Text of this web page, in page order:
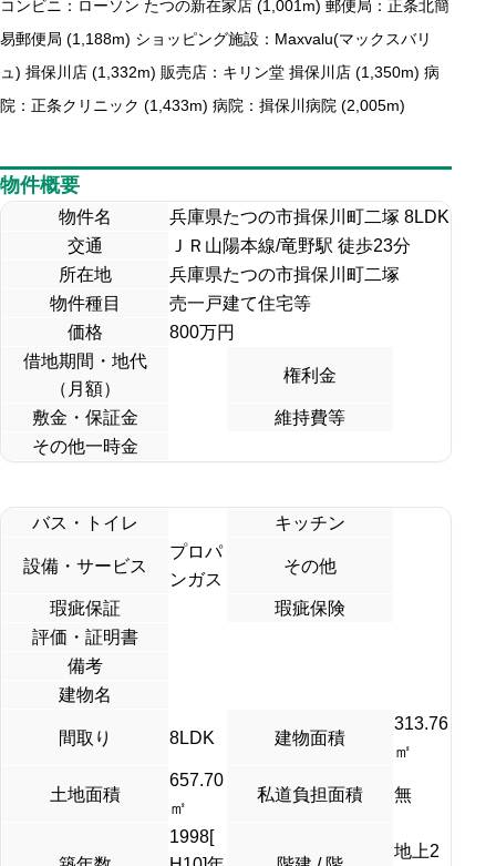
コンビニ：ローソン たつの新在家店 (1,001m) 郵便局：正条北簡
易郵便局 (1,188m) ショッピング施設：Maxvalu(マックスバリ
ュ) 揖保川店 (1,332m) 販売店：キリン堂 揖保川店 (1,350m) 病
院：正条クリニック (1,433m) 病院：揖保川病院 (2,005m)
物件概要
物件名
兵庫県たつの市揖保川町二塚 8LDK
交通
ＪＲ山陽本線/竜野駅 徒歩23分
所在地
兵庫県たつの市揖保川町二塚
物件種目
売一戸建て住宅等
価格
800万円
借地期間・地代
（月額）
権利金
敷金・保証金
維持費等
その他一時金
バス・トイレ キッチン
設備・サービス
プロパ
ンガス
その他
瑕疵保証
瑕疵保険
評価・証明書
備考
建物名
間取り 8LDK 建物面積
313.76
㎡
土地面積
657.70
㎡
私道負担面積 無
1998[
地上2